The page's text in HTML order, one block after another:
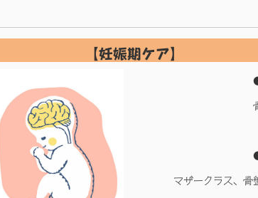
【妊娠期ケア】
マザークラス、骨